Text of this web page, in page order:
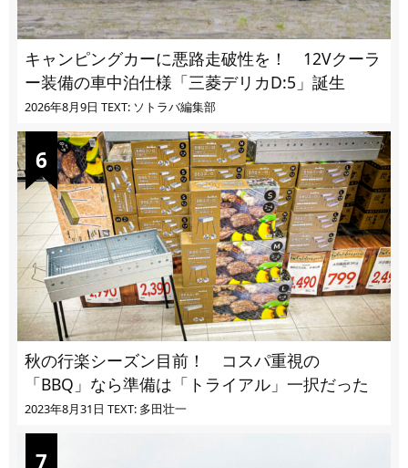
キャンピングカーに悪路走破性を！ 12Vクーラ
ー装備の車中泊仕様「三菱デリカD:5」誕生
2026年8月9日 TEXT: ソトラバ編集部
秋の行楽シーズン目前！ コスパ重視の
「BBQ」なら準備は「トライアル」一択だった
2023年8月31日 TEXT: 多田壮一